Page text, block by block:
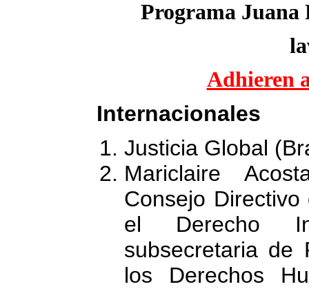
Programa
Adhieren
Internacionales
Justicia Global
Mariclaire
Consejo
el Derecho
subsecretaria de
los Derechos